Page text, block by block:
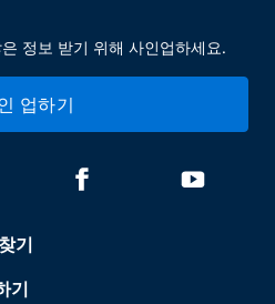
기
기
정보 받기 위해 사인업하세요.
업하기